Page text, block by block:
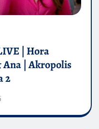
| Hora
| Akropolis
2